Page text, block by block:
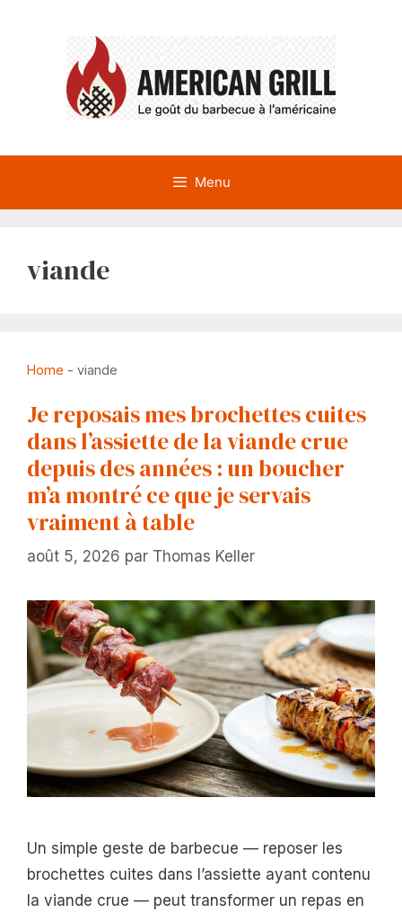
Menu
viande
Home - viande
Je reposais mes brochettes cuites
dans l’assiette de la viande crue
depuis des années : un boucher
m’a montré ce que je servais
vraiment à table
août 5, 2026 par Thomas Keller
Un simple geste de barbecue — reposer les
brochettes cuites dans l’assiette ayant contenu
la viande crue — peut transformer un repas en